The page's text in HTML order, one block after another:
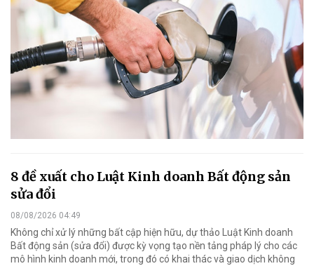
8 đề xuất cho Luật Kinh doanh Bất động sản
sửa đổi
08/08/2026 04:49
Không chỉ xử lý những bất cập hiện hữu, dự thảo Luật Kinh doanh
Bất động sản (sửa đổi) được kỳ vọng tạo nền tảng pháp lý cho các
mô hình kinh doanh mới, trong đó có khai thác và giao dịch không